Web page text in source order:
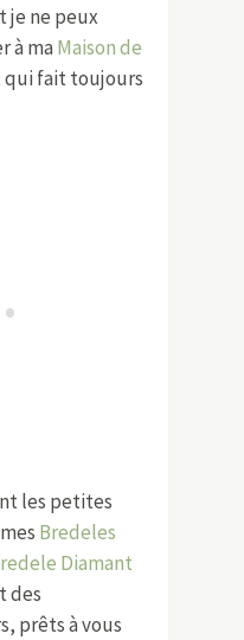
je ne peux
à ma Maison de
qui fait toujours
les petites
Bredeles
Diamant
des
prêts à vous